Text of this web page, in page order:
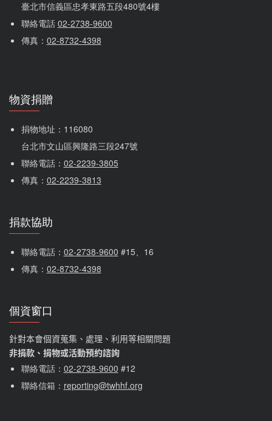
臺北市信義區忠孝東路五段480號4樓
聯絡電話 02-2738-9600
傳真： 02-8732-4398
物資捐贈
捐物地址：116080
台北市文山區興隆路三段247號
聯絡電話： 02-2239-3805
傳真： 02-2239-3813
捐款協助
聯絡電話： 02-2738-9600 #15、16
傳真： 02-8732-4398
個資窗口
針對本會個資蒐集、處理、利用等相關問題
非捐款、捐物或活動預約諮詢
聯絡電話： 02-2738-9600 #12
聯絡信箱： reporting@twhhf.org